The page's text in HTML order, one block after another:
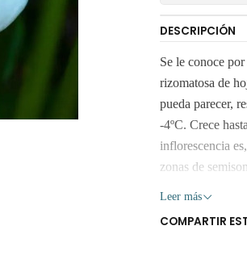
DESCRIPCIÓN
Se le conoce
rizomatosa de
pueda parecer,
-4ºC. Crece
inflorescencia
zonas de
a regiones. Los
Leer más
COMPARTIR